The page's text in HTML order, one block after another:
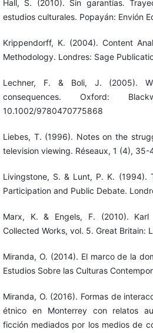
Hall, S. (2010). Sin garantías.
estudios culturales. Popayán: Envión
Krippendorff, K. (2004). Content
Methodology. Londres: Sage
Lechner, F. & Boli, J. (2005).
consequences. Oxford:
10.1002/9780470775868
Liebes, T. (1996). Notes on the
television viewing. Réseaux, 1 (4), 35-
Livingstone, S. & Lunt, P. K. (1994).
Participation and Public Debate.
Marx, K. & Engels, F. (2010). Karl
Collected Works, vol. 5. Great Britain:
Miranda, O. (2014). El marco de la
Estudios Sobre las Culturas
Miranda, O. (2016). Formas de
étnico en Monterrey con relatos
ficción mediados por los medios de